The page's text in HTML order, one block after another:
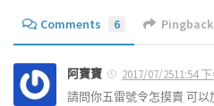
Comments 6
阿寶寶
2017/07/2511:54
請問你五雷號令怎摸賣 可以